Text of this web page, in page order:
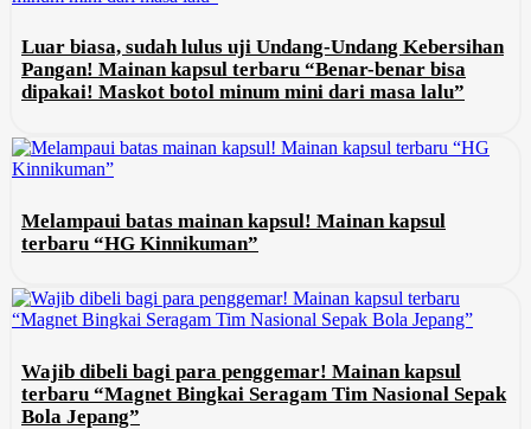
Luar biasa, sudah lulus uji Undang-Undang Kebersihan
Pangan! Mainan kapsul terbaru “Benar-benar bisa
dipakai! Maskot botol minum mini dari masa lalu”
Melampaui batas mainan kapsul! Mainan kapsul
terbaru “HG Kinnikuman”
Wajib dibeli bagi para penggemar! Mainan kapsul
terbaru “Magnet Bingkai Seragam Tim Nasional Sepak
Bola Jepang”